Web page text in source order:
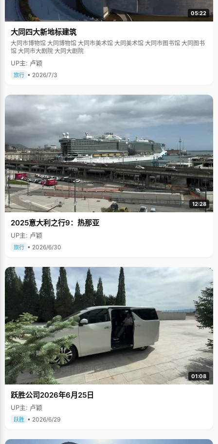
05:22
大同四大新地标建筑
大同市博物馆 大同博物馆 大同市美术馆 大同美术馆 大同市图书馆 大同图书
馆 大同市大剧院 大同大剧院
UP主: 卢颖
旅行 • 2026/7/3
12:28
2025意大利之行9：热那亚
UP主: 卢颖
旅行 • 2026/6/30
01:08
跃胜公司2026年6月25日
UP主: 卢颖
跃胜 • 2026/6/29